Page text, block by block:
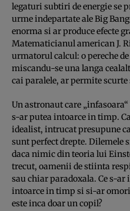
legaturi subtiri de energie se
urme indepartate ale Big
enorma si ar produce efecte
Matema­ticianul american J.
urmatorul calcul: o pereche
miscandu-se una langa
cai paralele, ar permite
Un astronaut care
s-ar putea intoarce in timp.
idealist, intrucat presupune
sunt perfect drepte.
daca nimic din teoria lui
trecut, oamenii de stiinta
sau chiar paradoxala. Ce s-
in­toar­ce in timp si si-ar
este inca doar un copil?